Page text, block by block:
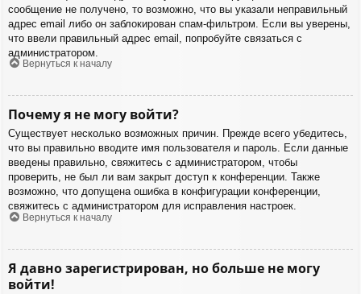
сообщение не получено, то возможно, что вы указали неправильный
адрес email либо он заблокирован спам-фильтром. Если вы уверены,
что ввели правильный адрес email, попробуйте связаться с
администратором.
Вернуться к началу
Почему я не могу войти?
Существует несколько возможных причин. Прежде всего убедитесь,
что вы правильно вводите имя пользователя и пароль. Если данные
введены правильно, свяжитесь с администратором, чтобы
проверить, не был ли вам закрыт доступ к конференции. Также
возможно, что допущена ошибка в конфигурации конференции,
свяжитесь с администратором для исправления настроек.
Вернуться к началу
Я давно зарегистрирован, но больше не могу
войти!